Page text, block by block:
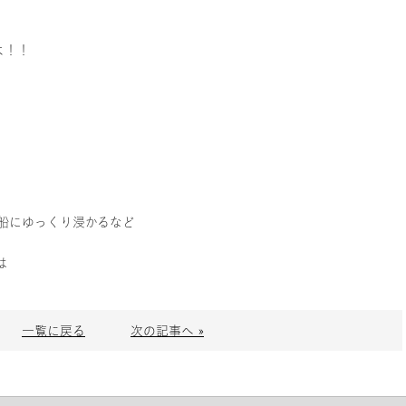
！
にゆっくり浸かるなど
一覧に戻る 次の記事へ »